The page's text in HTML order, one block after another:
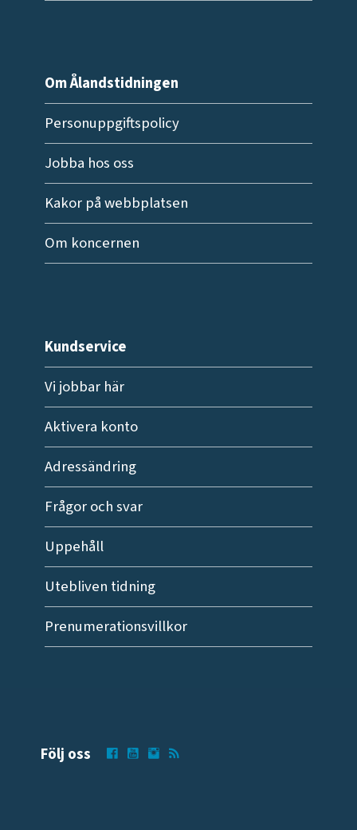
Om Ålandstidningen
Personuppgiftspolicy
Jobba hos oss
Kakor på webbplatsen
Om koncernen
Kundservice
Vi jobbar här
Aktivera konto
Adressändring
Frågor och svar
Uppehåll
Utebliven tidning
Prenumerationsvillkor
Följ oss